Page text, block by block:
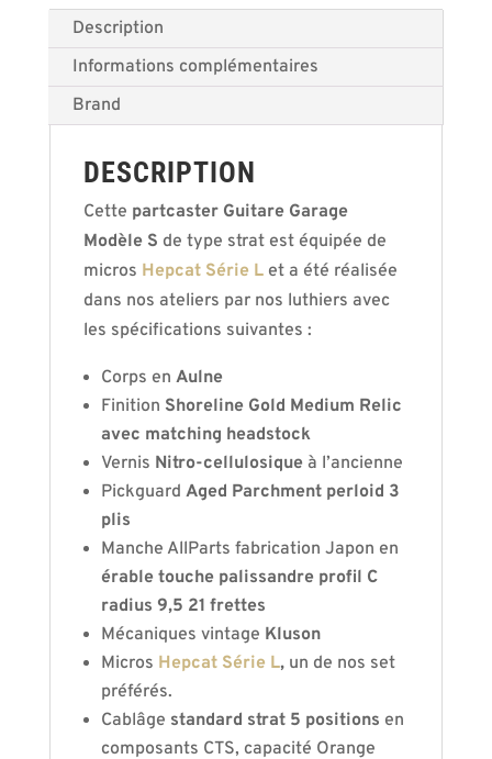
Description
Informations complémentaires
Brand
DESCRIPTION
Cette partcaster Guitare Garage
Modèle S de type strat est équipée de
micros Hepcat Série L et a été réalisée
dans nos ateliers par nos luthiers avec
les spécifications suivantes :
Corps en Aulne
Finition Shoreline Gold Medium Relic
avec matching headstock
Vernis Nitro-cellulosique à l’ancienne
Pickguard Aged Parchment perloid 3
plis
Manche AllParts fabrication Japon en
érable touche palissandre profil C
radius 9,5 21 frettes
Mécaniques vintage Kluson
Micros Hepcat Série L, un de nos set
préférés.
Cablâge standard strat 5 positions en
composants CTS, capacité Orange